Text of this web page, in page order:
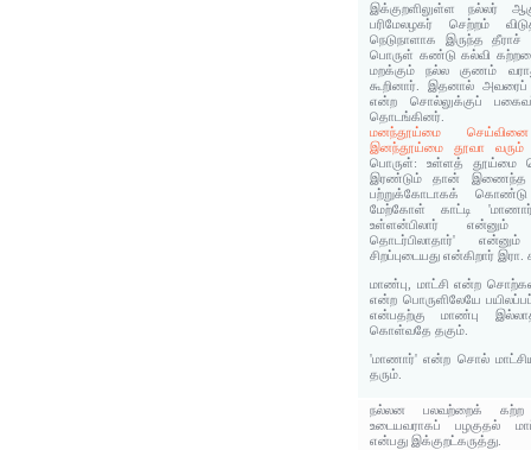
இக்குறளிலுள்ள நல்லர்
பரிமேலழகர் செற்றம்
நெடுநாளாக இருந்த
பொருள் கண்டு கல்வி
மறக்கும் நல்ல குணம்
கூறினார். இதனால் அவரைப்
என்ற சொல்லுக்குப்
தொடங்கினர்.
மனந்தூய்மை
இனந்தூய்மை தூவா வரும்
பொருள்: உள்ளத் தூய்மை
இரண்டும் தான் இணைந்த
பற்றுக்கோடாகக்
மேற்கோள் காட்டி
உள்ளன்பிலார் என்னும்
தொடர்பிலாதார்'
சிறப்புடையது என்கிறார்
மாண்பு, மாட்சி என்ற சொற்கள்
என்ற பொருளிலேயே
என்பதற்கு மாண்பு
கொள்வதே தகும்.
'மாணார்' என்ற சொல்
தரும்.
நல்லன பலவற்றைக் கற்ற
உடையவராகப் பழகுதல்
என்பது இக்குறட்கருத்து.